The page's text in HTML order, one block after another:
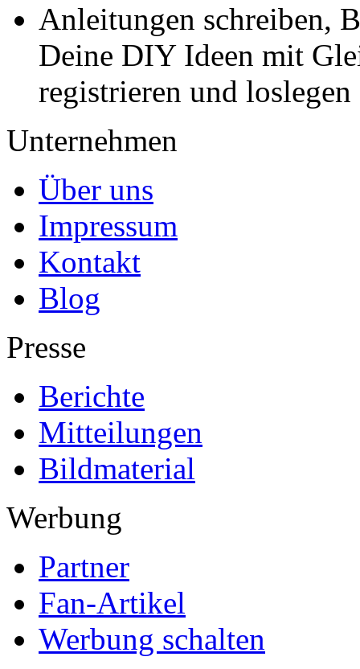
Anleitungen schreiben,
Deine DIY Ideen mit
registrieren und loslegen
Unternehmen
Über uns
Impressum
Kontakt
Blog
Presse
Berichte
Mitteilungen
Bildmaterial
Werbung
Partner
Fan-Artikel
Werbung schalten